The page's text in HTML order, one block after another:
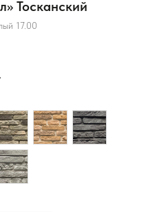
Тосканский
17.00